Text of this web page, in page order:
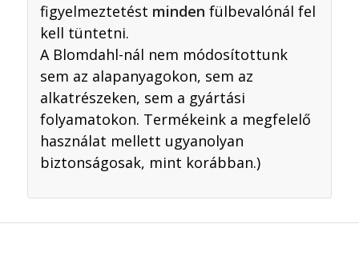
figyelmeztetést minden fülbevalónál fel
kell tüntetni.
A Blomdahl-nál nem módosítottunk
sem az alapanyagokon, sem az
alkatrészeken, sem a gyártási
folyamatokon. Termékeink a megfelelő
használat mellett ugyanolyan
biztonságosak, mint korábban.)